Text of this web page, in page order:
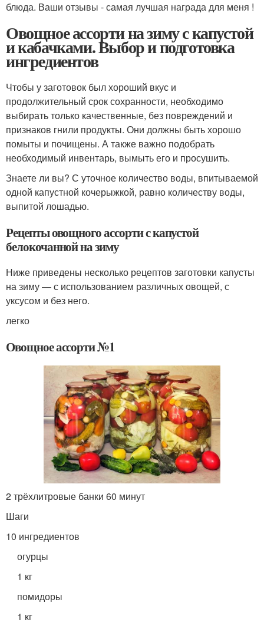
блюда. Ваши отзывы - самая лучшая награда для меня !
Овощное ассорти на зиму с капустой
и кабачками. Выбор и подготовка
ингредиентов
Чтобы у заготовок был хороший вкус и
продолжительный срок сохранности, необходимо
выбирать только качественные, без повреждений и
признаков гнили продукты. Они должны быть хорошо
помыты и почищены. А также важно подобрать
необходимый инвентарь, вымыть его и просушить.
Знаете ли вы? С уточное количество воды, впитываемой
одной капустной кочерыжкой, равно количеству воды,
выпитой лошадью.
Рецепты овощного ассорти с капустой
белокочанной на зиму
Ниже приведены несколько рецептов заготовки капусты
на зиму — с использованием различных овощей, с
уксусом и без него.
легко
Овощное ассорти №1
2 трёхлитровые банки 60 минут
Шаги
10 ингредиентов
огурцы
1 кг
помидоры
1 кг